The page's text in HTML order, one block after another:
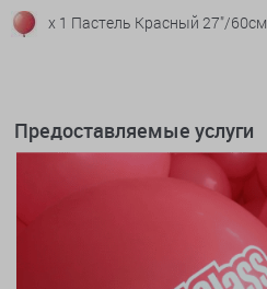
x 1 Пастель Красный 27"/60см
Предоставляемые услуги